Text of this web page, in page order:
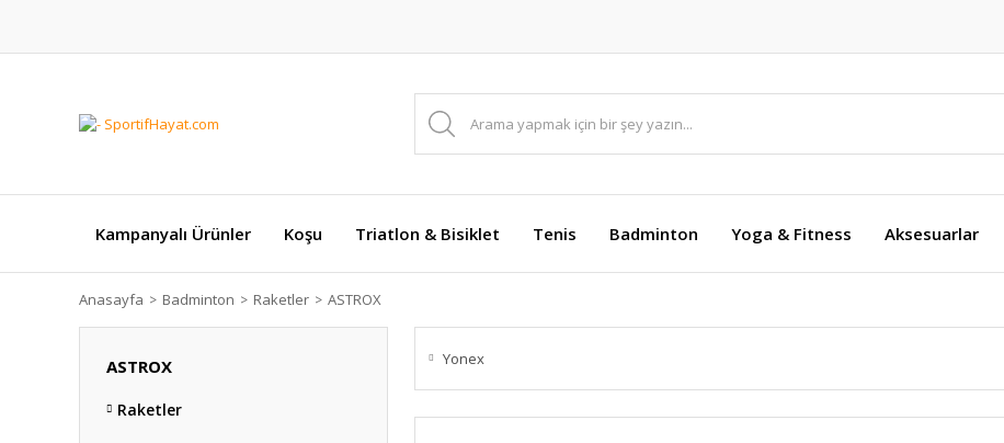
Kampanyalı Ürünler Koşu Triatlon & Bisiklet Tenis Badminton Yoga & Fitness Aksesuarlar
Anasayfa Badminton Raketler ASTROX
ASTROX
Raketler
Yonex